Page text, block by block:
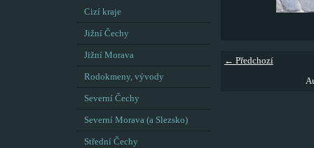
Cizí kraje
Jižní Čechy
Jižní Morava
Rodokmeny, vývody
Severní Čechy
Severní Morava (a Slezsko)
Střední Čechy
← Předchozí